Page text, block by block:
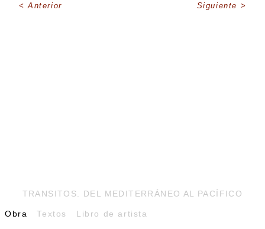
TRANSITOS. DEL MEDITERRÁNEO AL PACÍFICO
Obra Textos Libro de artista
Anterior Siguiente